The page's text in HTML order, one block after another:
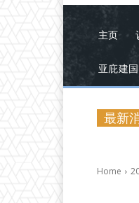
主页
亚庇建
最新
Home